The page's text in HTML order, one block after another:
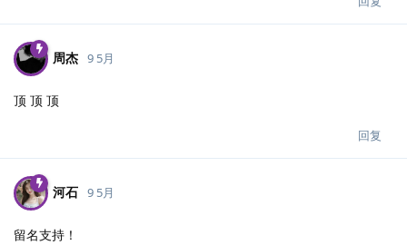
周杰 9 5月
顶 顶 顶
回复
河石 9 5月
留名支持！